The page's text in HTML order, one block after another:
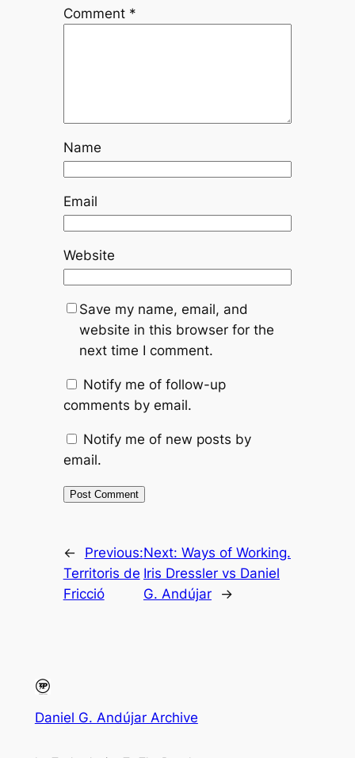
Comment *
Name
Email
Website
Save my name, email, and
website in this browser for the
next time I comment.
Notify me of follow-up
comments by email.
Notify me of new posts by
email.
←
Previous:
Territoris de
Fricció
Next: Ways of Working.
Iris Dressler vs Daniel
G. Andújar
→
Daniel G. Andújar Archive